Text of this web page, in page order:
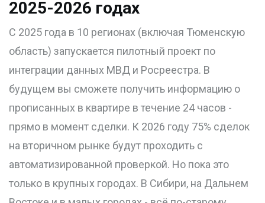
2025-2026 годах
С 2025 года в 10 регионах (включая Тюменскую
область) запускается пилотный проект по
интеграции данных МВД и Росреестра. В
будущем вы сможете получить информацию о
прописанных в квартире в течение 24 часов -
прямо в момент сделки. К 2026 году 75% сделок
на вторичном рынке будут проходить с
автоматизированной проверкой. Но пока это
только в крупных городах. В Сибири, на Дальнем